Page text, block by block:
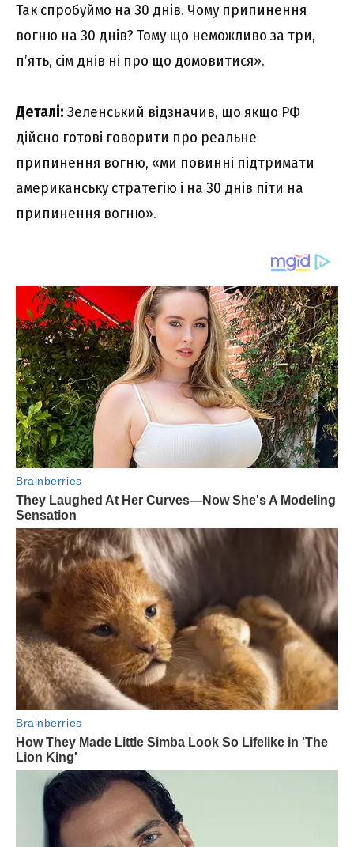
Так спробуймо на 30 днів. Чому припинення
вогню на 30 днів? Тому що неможливо за три,
п’ять, сім днів ні про що домовитися».
Деталі: Зеленський відзначив, що якщо РФ
дійсно готові говорити про реальне
припинення вогню, «ми повинні підтримати
американську стратегію і на 30 днів піти на
припинення вогню».